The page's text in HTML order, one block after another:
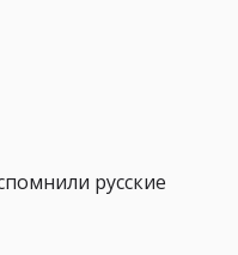
русские